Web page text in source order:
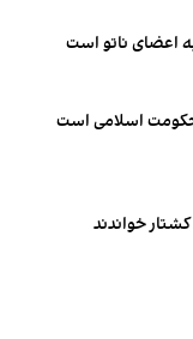
اعضای ناتو‌ است
حکومت اسلامی است
خواندند